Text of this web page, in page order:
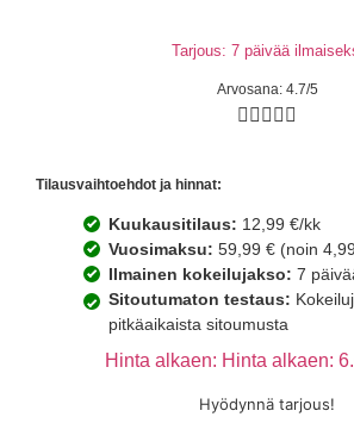
Tarjous: 7 päivää
Arvosana: 4.7/5

Tilausvaihtoehdot ja hinnat:
Kuukausitilaus: 12,99 €/kk
Vuosimaksu: 59,99 € (noin
Ilmainen kokeilujakso: 7
Sitoutumaton testaus:
pitkäaikaista sitoumusta
Hinta alkaen: Hinta alkaen:
Hyödynnä tarjous!